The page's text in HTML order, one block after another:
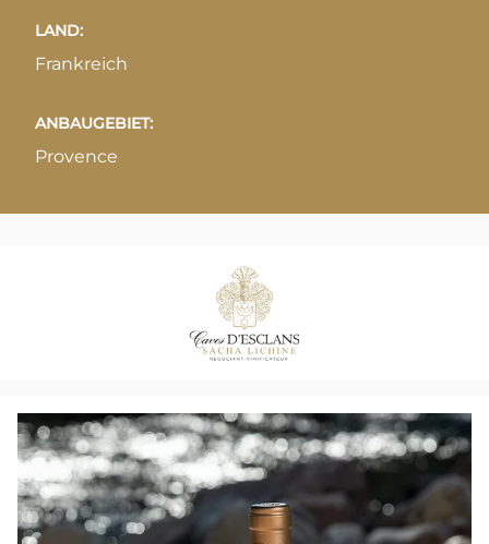
LAND:
Frankreich
ANBAUGEBIET:
Provence